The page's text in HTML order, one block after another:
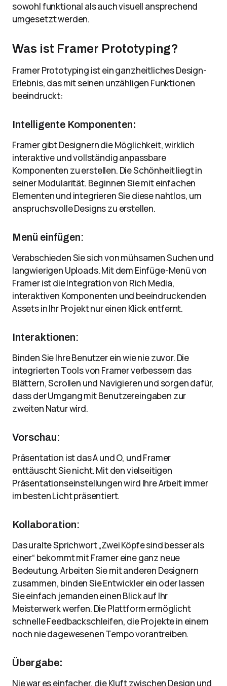
sowohl funktional als auch visuell ansprechend
umgesetzt werden.
Was ist Framer Prototyping?
Framer Prototyping ist ein ganzheitliches Design-
Erlebnis, das mit seinen unzähligen Funktionen
beeindruckt:
Intelligente Komponenten:
Framer gibt Designern die Möglichkeit, wirklich
interaktive und vollständig anpassbare
Komponenten zu erstellen. Die Schönheit liegt in
seiner Modularität. Beginnen Sie mit einfachen
Elementen und integrieren Sie diese nahtlos, um
anspruchsvolle Designs zu erstellen.
Menü einfügen:
Verabschieden Sie sich von mühsamen Suchen und
langwierigen Uploads. Mit dem Einfüge-Menü von
Framer ist die Integration von Rich Media,
interaktiven Komponenten und beeindruckenden
Assets in Ihr Projekt nur einen Klick entfernt.
Interaktionen:
Binden Sie Ihre Benutzer ein wie nie zuvor. Die
integrierten Tools von Framer verbessern das
Blättern, Scrollen und Navigieren und sorgen dafür,
dass der Umgang mit Benutzereingaben zur
zweiten Natur wird.
Vorschau:
Präsentation ist das A und O, und Framer
enttäuscht Sie nicht. Mit den vielseitigen
Präsentationseinstellungen wird Ihre Arbeit immer
im besten Licht präsentiert.
Kollaboration:
Das uralte Sprichwort „Zwei Köpfe sind besser als
einer“ bekommt mit Framer eine ganz neue
Bedeutung. Arbeiten Sie mit anderen Designern
zusammen, binden Sie Entwickler ein oder lassen
Sie einfach jemanden einen Blick auf Ihr
Meisterwerk werfen. Die Plattform ermöglicht
schnelle Feedbackschleifen, die Projekte in einem
noch nie dagewesenen Tempo vorantreiben.
Übergabe:
Nie war es einfacher, die Kluft zwischen Design und